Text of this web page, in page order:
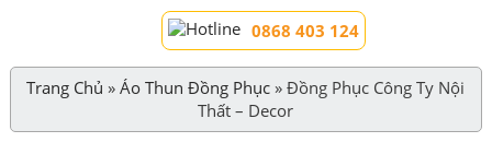
0868 403 124
Trang Chủ »Áo Thun Đồng Phục »Đồng Phục Công Ty Nội
Thất – Decor